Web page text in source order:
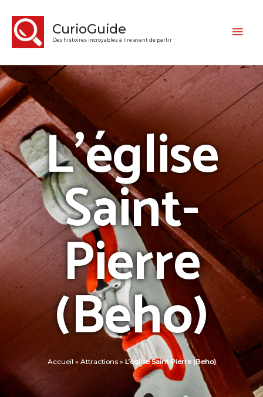
CurioGuide
Des histoires incroyables à lire avant de partir
L’église
Saint-
Pierre
(Beho)
Accueil » Attractions» L’église Saint-Pierre (Beho)